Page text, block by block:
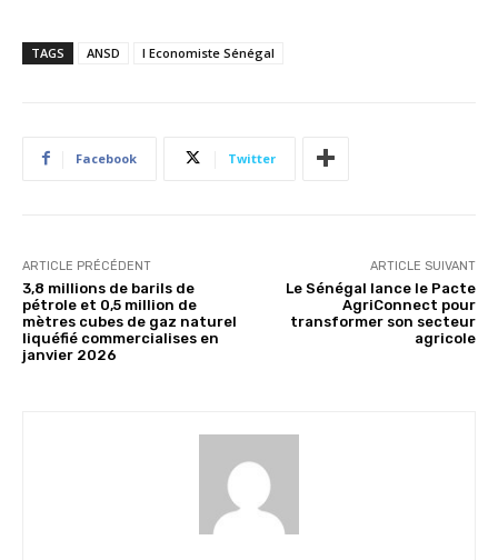
TAGS ANSD l Economiste Sénégal
Facebook Twitter
ARTICLE PRÉCÉDENT
3,8 millions de barils de
pétrole et 0,5 million de
mètres cubes de gaz naturel
liquéfié commercialises en
janvier 2026
ARTICLE SUIVANT
Le Sénégal lance le Pacte
AgriConnect pour
transformer son secteur
agricole